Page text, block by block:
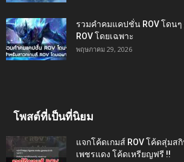
รวมคำคมแคปชั่น ROV โดนๆ
ROV โดยเฉพาะ
พฤษภาคม 29, 2026
โพสต์ที่เป็นที่นิยม
แจกโค้ดเกมส์ ROV โค้ดสุ่มส
เพชรแดง โค้ดเหรียญฟรี !!